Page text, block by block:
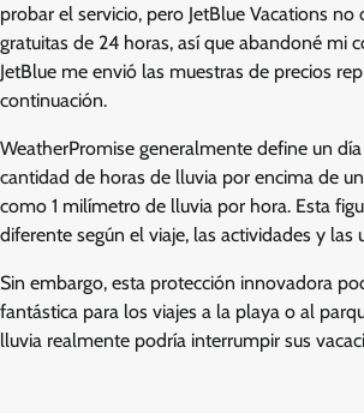
probar el servicio, pero JetBlue Vacations no
gratuitas de 24 horas, así que abandoné mi
JetBlue me envió las muestras de precios
continuación.
WeatherPromise generalmente define un
cantidad de horas de lluvia por encima de
como 1 milímetro de lluvia por hora. Esta
diferente según el viaje, las actividades y las
Sin embargo, esta protección innovadora
fantástica para los viajes a la playa o al
lluvia realmente podría interrumpir sus